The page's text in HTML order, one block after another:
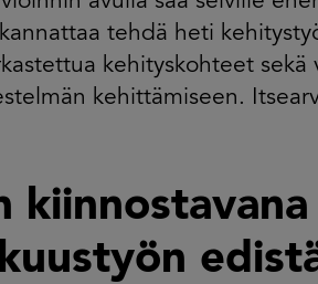
tehdä heti
kehityskohteet sekä
kehittämiseen.